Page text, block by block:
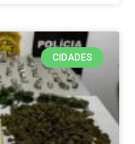
CIDADES